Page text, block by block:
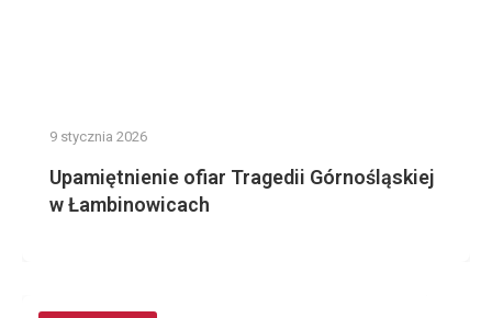
9 stycznia 2026
Upamiętnienie ofiar Tragedii Górnośląskiej
w Łambinowicach